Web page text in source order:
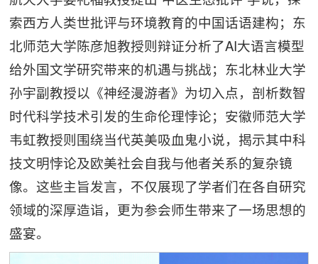
索西方人类世批评与环境教育的中国话语建构；东
北师范大学陈彦旭教授则辩证分析了AI大语言模型
给外国文学研究带来的机遇与挑战；东北林业大学
孙宇副教授以《神经漫游者》为切入点，剖析数智
时代科学技术引发的生命伦理悖论；安徽师范大学
韦虹教授则围绕当代英美吸血鬼小说，揭示其中科
技文明悖论及欧美社会自我与他者关系的复杂镜
像。这些主旨发言，不仅展现了学者们在各自研究
领域的深厚造诣，更为参会师生带来了一场思想的
盛宴。